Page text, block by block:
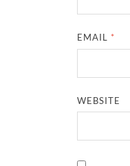
EMAIL *
WEBSITE